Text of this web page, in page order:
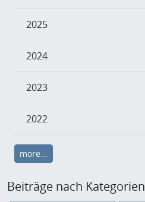
2025
2024
2023
2022
more...
Beiträge nach Kategorien